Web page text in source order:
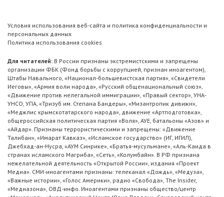
Условия использования веб-сайта и политика конфиденциальности и
персональных данных
Политика использования cookies
Для читателей: В России признаны экстремистскими и запрещены
организации ФБК (Фонд борьбы с коррупцией, признан иноагентом),
Штабы Навального, «Национал-большевистская партия», «Свидетели
Иеговы», «Армия воли народа», «Русский общенациональный союз»,
«Движение против нелегальной иммиграции», «Правый сектор», УНА-
УНСО, УПА, «Тризуб им. Степана Бандеры», «Мизантропик дивижн»,
«Меджлис крымскотатарского народа», движение «Артподготовка»,
общероссийская политическая партия «Воля», АУЕ, батальоны «Азов» и
«Айдар». Признаны террористическими и запрещены: «Движение
Талибан», «Имарат Кавказ», «Исламское государство» (ИГ, ИГИЛ),
Джебхад-ан-Нусра, «АУМ Синрике», «Братья-мусульмане», «Аль-Каида в
странах исламского Магриба», «Сеть», «Колумбайн». В РФ признана
нежелательной деятельность «Открытой России», издания «Проект
Медиа». СМИ-иноагентами признаны: телеканал «Дождь», «Медуза»,
«Важные истории», «Голос Америки», радио «Свобода», The Insider,
«Медиазона», ОВД-инфо. Иноагентами признаны общество/центр